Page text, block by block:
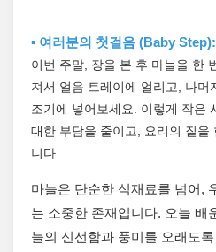
▪️ 여러분의 첫걸음 (Baby Step):
이번 주말, 장을 본 후 마늘을 한
져서 얼음 트레이에 얼리고, 나머
조기에 넣어보세요. 이렇게 작은
대한 부담을 줄이고, 요리의 질을
니다.
마늘은 단순한 식재료를 넘어,
는 소중한 존재입니다. 오늘 배
늘의 신선함과 풍미를 오래도